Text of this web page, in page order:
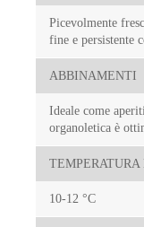
Picevolmente
fine e persistente
ABBINAMENTI
Ideale come
organoletica è
10-12 °C